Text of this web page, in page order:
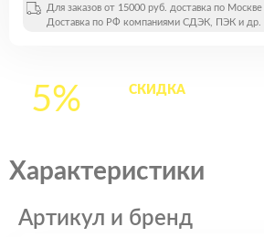
Для заказов от 15000 руб. доставка по Москве
Доставка по РФ компаниями СДЭК, ПЭК и др.
5% СКИДКАна все
Характеристики
Артикул и бренд